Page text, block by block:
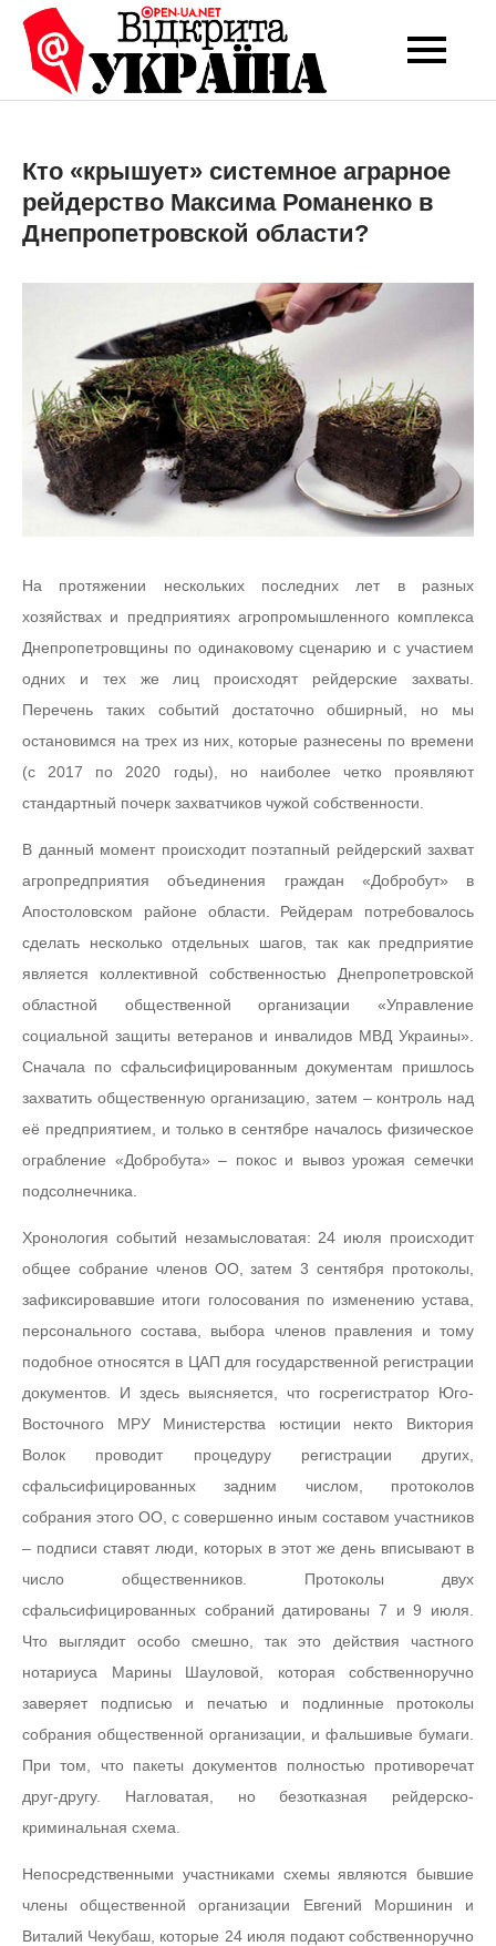
Перейти
вмісту
Open-UA
NET
Це ваше надійне
експертних думок
Кто «крышует» системное аграрное
рейдерство Максима Романенко в
Днепропетровской области?
На протяжении нескольких последних лет в разных
хозяйствах и предприятиях агропромышленного комплекса
Днепропетровщины по одинаковому сценарию и с участием
одних и тех же лиц происходят рейдерские захваты.
Перечень таких событий достаточно обширный, но мы
остановимся на трех из них, которые разнесены по времени
(с 2017 по 2020 годы), но наиболее четко проявляют
стандартный почерк захватчиков чужой собственности.
В данный момент происходит поэтапный рейдерский захват
агропредприятия объединения граждан «Добробут» в
Апостоловском районе области. Рейдерам потребовалось
сделать несколько отдельных шагов, так как предприятие
является коллективной собственностью Днепропетровской
областной общественной организации «Управление
социальной защиты ветеранов и инвалидов МВД Украины».
Сначала по сфальсифицированным документам пришлось
захватить общественную организацию, затем – контроль над
её предприятием, и только в сентябре началось физическое
ограбление «Добробута» – покос и вывоз урожая семечки
подсолнечника.
Хронология событий незамысловатая: 24 июля происходит
общее собрание членов ОО, затем 3 сентября протоколы,
зафиксировавшие итоги голосования по изменению устава,
персонального состава, выбора членов правления и тому
подобное относятся в ЦАП для государственной регистрации
документов. И здесь выясняется, что госрегистратор Юго-
Восточного МРУ Министерства юстиции некто Виктория
Волок проводит процедуру регистрации других,
сфальсифицированных задним числом, протоколов
собрания этого ОО, с совершенно иным составом участников
– подписи ставят люди, которых в этот же день вписывают в
число общественников. Протоколы двух
сфальсифицированных собраний датированы 7 и 9 июля.
Что выглядит особо смешно, так это действия частного
нотариуса Марины Шауловой, которая собственноручно
заверяет подписью и печатью и подлинные протоколы
собрания общественной организации, и фальшивые бумаги.
При том, что пакеты документов полностью противоречат
друг-другу. Нагловатая, но безотказная рейдерско-
криминальная схема.
Непосредственными участниками схемы являются бывшие
члены общественной организации Евгений Моршинин и
Виталий Чекубаш, которые 24 июля подают собственноручно